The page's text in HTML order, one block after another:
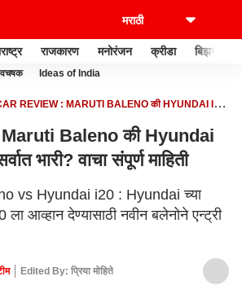
राजकारण मनोरंजन क्रीडा बिझनेस
Ideas of India
REVIEW : MARUTI BALENO की HYUNDAI I20
Baleno की Hyundai
भारी? वाचा संपूर्ण माहिती
vs Hyundai i20 : Hyundai च्या
ला आव्हान देण्यासाठी नवीन बलेनोने एन्ट्री
Edited By: प्रिया मोहिते